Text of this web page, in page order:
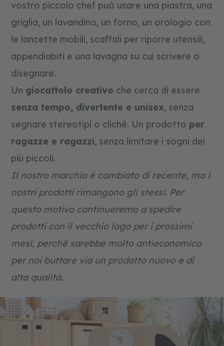
vostro piccolo chef può usare una piastra, una
griglia, un lavandino, un forno, un orologio con
le lancette mobili, scaffali per riporre utensili,
appendiabiti e una lavagna su cui scrivere o
disegnare.
Un giocattolo creativo che cerca di essere
senza tempo, divertente e unisex, senza
segnare stereotipi o cliché. Un prodotto per
ragazze e ragazzi, senza limitare i sogni dei
più piccoli.
Il nostro marchio è cambiato di recente, ma i
nostri prodotti rimangono gli stessi. Per
questo motivo continueremo a spedire
prodotti con il vecchio logo per i prossimi
mesi, perché sarebbe molto antieconomico
per noi buttare via un prodotto nuovo e di
alta qualità.